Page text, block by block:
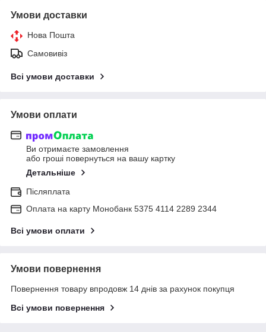
Умови доставки
Нова Пошта
Самовивіз
Всі умови доставки
Умови оплати
Ви отримаєте замовлення
або гроші повернуться на вашу картку
Детальніше
Післяплата
Оплата на карту Монобанк 5375 4114 2289 2344
Всі умови оплати
Умови повернення
Повернення товару впродовж 14 днів за рахунок покупця
Всі умови повернення